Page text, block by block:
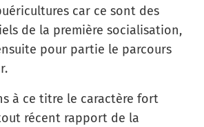
car ce sont des
de la première socialisation,
pour partie le parcours
à ce titre le caractère fort
récent rapport de la